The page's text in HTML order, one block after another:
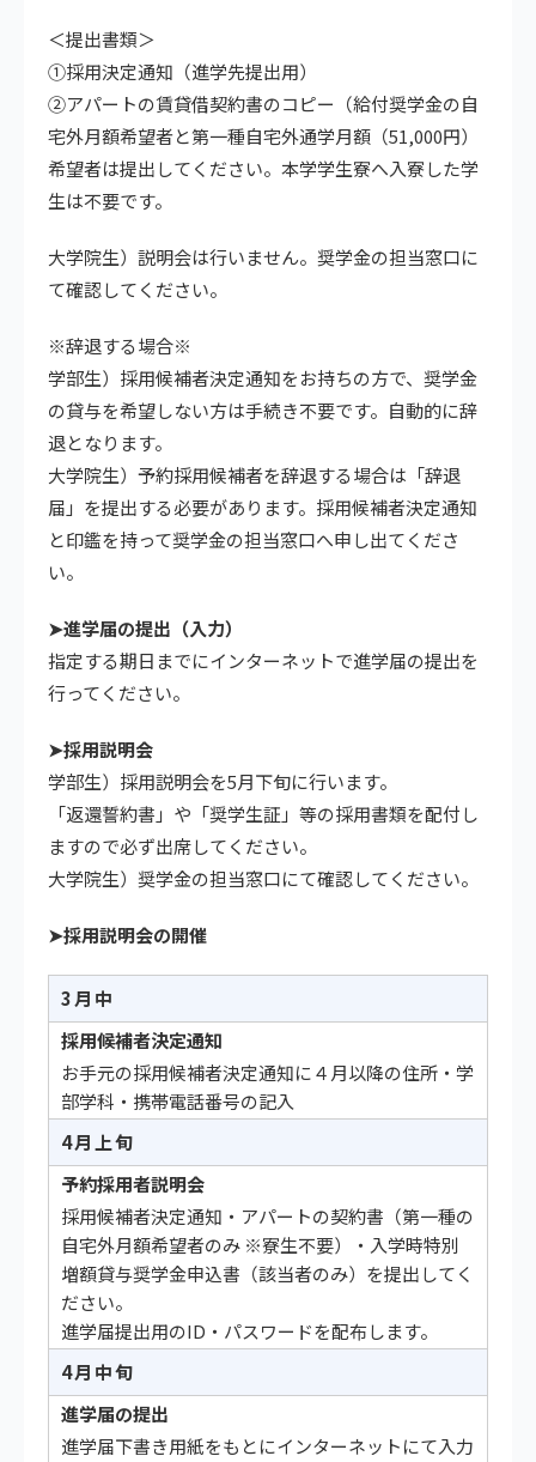
＜提出書類＞
①採用決定通知（進学先提出用）
②アパートの賃貸借契約書のコピー（給付奨学金の自
宅外月額希望者と第一種自宅外通学月額（51,000円）
希望者は提出してください。本学学生寮へ入寮した学
生は不要です。
大学院生）説明会は行いません。奨学金の担当窓口に
て確認してください。
※辞退する場合※
学部生）採用候補者決定通知をお持ちの方で、奨学金
の貸与を希望しない方は手続き不要です。自動的に辞
退となります。
大学院生）予約採用候補者を辞退する場合は「辞退
届」を提出する必要があります。採用候補者決定通知
と印鑑を持って奨学金の担当窓口へ申し出てくださ
い。
➤進学届の提出（入力）
指定する期日までにインターネットで進学届の提出を
行ってください。
➤採用説明会
学部生）採用説明会を5月下旬に行います。
「返還誓約書」や「奨学生証」等の採用書類を配付し
ますので必ず出席してください。
大学院生）奨学金の担当窓口にて確認してください。
➤採用説明会の開催
3月中
採用候補者決定通知
お手元の採用候補者決定通知に４月以降の住所・学
部学科・携帯電話番号の記入
4月上旬
予約採用者説明会
採用候補者決定通知・アパートの契約書（第一種の
自宅外月額希望者のみ ※寮生不要）・入学時特別
増額貸与奨学金申込書（該当者のみ）を提出してく
ださい。
進学届提出用のID・パスワードを配布します。
4月中旬
進学届の提出
進学届下書き用紙をもとにインターネットにて入力